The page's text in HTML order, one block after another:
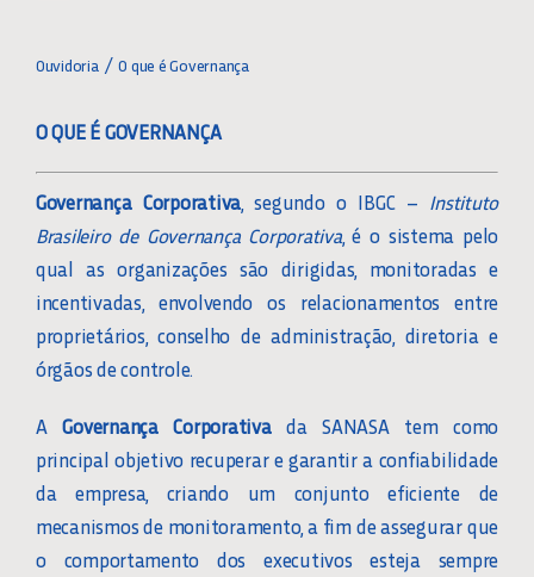
Toggle
Navigation
OUVIDORIA
O QUE É GOVERNANÇA
ORGANOGRAMA GOVERNANÇA
DIRETORES E CONSELHEIROS
CARTA DE GOVERNANÇA
DOCUMENTOS DE GOVERNANÇA
ATAS
Ouvidoria O que é Governança
O QUE É GOVERNANÇA
Governança Corporativa , segundo o IBGC – Instituto
Brasileiro de Governança Corporativa, é o sistema pelo
qual as organizações são dirigidas, monitoradas e
incentivadas, envolvendo os relacionamentos entre
proprietários, conselho de administração, diretoria e
órgãos de controle.
AGovernança Corporativada SANASA tem como
principal objetivo recuperar e garantir a confiabilidade
da empresa, criando um conjunto eficiente de
mecanismos de monitoramento, a fim de assegurar que
o comportamento dos executivos esteja sempre